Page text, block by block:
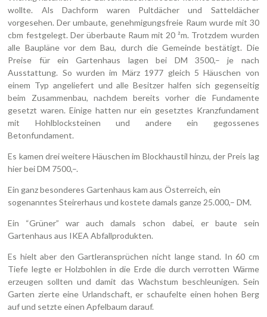
wollte. Als Dachform waren Pultdächer und Satteldächer
vorgesehen. Der umbaute, genehmigungsfreie Raum wurde mit 30
cbm festgelegt. Der überbaute Raum mit 20 ²m. Trotzdem wurden
alle Baupläne vor dem Bau, durch die Gemeinde bestätigt. Die
Preise für ein Gartenhaus lagen bei DM 3500,– je nach
Ausstattung. So wurden im März 1977 gleich 5 Häuschen von
einem Typ angeliefert und alle Besitzer halfen sich gegenseitig
beim Zusammenbau, nachdem bereits vorher die Fundamente
gesetzt waren. Einige hatten nur ein gesetztes Kranzfundament
mit Hohlblocksteinen und andere ein gegossenes
Betonfundament.
Es kamen drei weitere Häuschen im Blockhaustil hinzu, der Preis lag
hier bei DM 7500,–.
Ein ganz besonderes Gartenhaus kam aus Österreich, ein
sogenanntes Steirerhaus und kostete damals ganze 25.000,– DM.
Ein “Grüner” war auch damals schon dabei, er baute sein
Gartenhaus aus IKEA Abfallprodukten.
Es hielt aber den Gartleransprüchen nicht lange stand. In 60 cm
Tiefe legte er Holzbohlen in die Erde die durch verrotten Wärme
erzeugen sollten und damit das Wachstum beschleunigen. Sein
Garten zierte eine Urlandschaft, er schaufelte einen hohen Berg
auf und setzte einen Apfelbaum darauf.